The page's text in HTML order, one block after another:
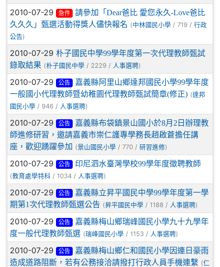
2010-07-29 急件
請參加「Dear爸比 愛您永久-Love爸比
久久久」甄選活動得獎人儘快報名 (中林國民小學 / 719 / 行政
公告)
2010-07-29 朴子國民中學99學年度第一次代理教師甄試
錄取結果 (朴子國民中學 / 2229 / 人事選聘)
2010-07-29 公告
嘉義縣阿里山鄉達邦國民小學99學年度
一般國小代理教師暨幼稚園代理教師甄試簡章(修正) (達邦
國民小學 / 946 / 人事選聘)
2010-07-29 公告
嘉義縣布袋鎮景山國小於8月2日辦理教
師進修研習，邀請嘉義市崇仁護專學務長趙啟蒼擔任講
座，歡迎踴躍參加 (景山國民小學 / 770 / 研習進修)
2010-07-29 公告 印尼泗水臺灣學校99學年度徵聘教師
(教育處學特科 / 1034 / 人事選聘)
2010-07-29 公告
嘉義縣立昇平國民中學99學年度第一學
期第1次代理教師甄選公告 (昇平國民中學 / 1188 / 人事選聘)
2010-07-29 公告
嘉義縣梅山鄉瑞峰國民小學九十九學年
度一般代理教師甄選 (瑞峰國民小學 / 1153 / 人事選聘)
2010-07-29 公告
嘉義縣梅山鄉仁和國民小學因連日豪雨
造成道路阻斷，若有公務接洽請撥打行政人員手機連繫 (仁